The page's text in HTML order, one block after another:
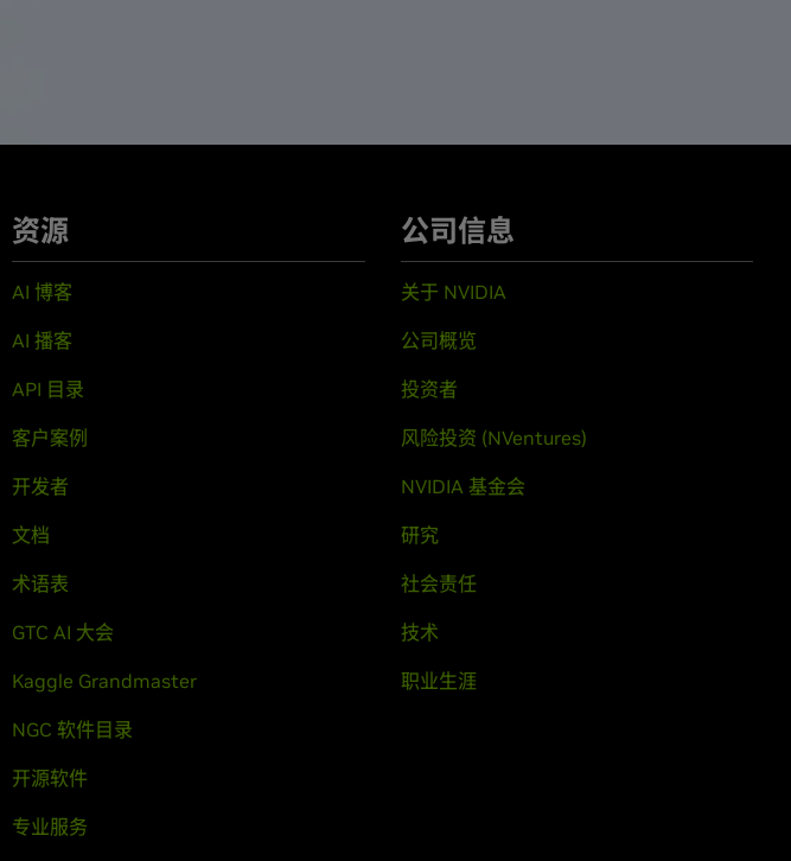
资源
AI 博客
AI 播客
API 目录
客户案例
开发者
文档
术语表
GTC AI 大会
Kaggle Grandmaster
NGC 软件目录
开源软件
专业服务
公司信息
关于 NVIDIA
公司概览
投资者
风险投资 (NVentures)
NVIDIA 基金会
研究
社会责任
技术
职业生涯